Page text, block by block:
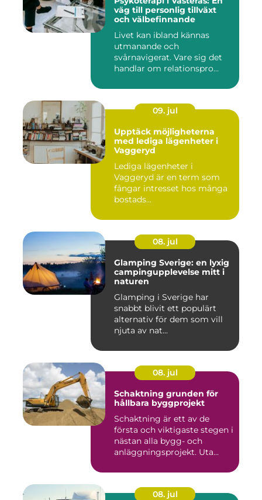
väg till personlig tillväxt
och välbefinnande
Livet kan ibland kännas
utmanande och
svårnavigerat. Vare sig det
handlar om relationspro...
09. jul
Upptäck möjligheterna
med lediga lägenheter i
Vaggeryd
Lediga lägenheter i
Vaggeryd är en term som
fångar intresset hos många
bostads...
08. jul
Glamping Sverige: en lyxig
campingupplevelse mitt i
naturen
Glamping i Sverige har
snabbt blivit ett populärt
alternativ för dem som vill
njuta av nat...
08. jul
Schaktning grunden för
hållbara byggprojekt
Schaktning är ett av de
första och viktigaste stegen i
nästan alla bygg- och
anläggningsprojekt. Uta...
08. jul